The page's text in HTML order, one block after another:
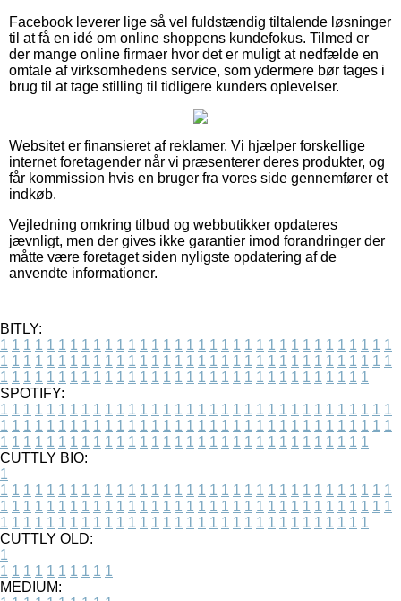
Facebook leverer lige så vel fuldstændig tiltalende løsninger
til at få en idé om online shoppens kundefokus. Tilmed er
der mange online firmaer hvor det er muligt at nedfælde en
omtale af virksomhedens service, som ydermere bør tages i
brug til at tage stilling til tidligere kunders oplevelser.
Websitet er finansieret af reklamer. Vi hjælper forskellige
internet foretagender når vi præsenterer deres produkter, og
får kommission hvis en bruger fra vores side gennemfører et
indkøb.
Vejledning omkring tilbud og webbutikker opdateres
jævnligt, men der gives ikke garantier imod forandringer der
måtte være foretaget siden nyligste opdatering af de
anvendte informationer.
BITLY:
1 1 1 1 1 1 1 1 1 1 1 1 1 1 1 1 1 1 1 1 1 1 1 1 1 1 1 1 1 1 1 1 1 1
1 1 1 1 1 1 1 1 1 1 1 1 1 1 1 1 1 1 1 1 1 1 1 1 1 1 1 1 1 1 1 1 1 1
1 1 1 1 1 1 1 1 1 1 1 1 1 1 1 1 1 1 1 1 1 1 1 1 1 1 1 1 1 1 1 1
SPOTIFY:
1 1 1 1 1 1 1 1 1 1 1 1 1 1 1 1 1 1 1 1 1 1 1 1 1 1 1 1 1 1 1 1 1 1
1 1 1 1 1 1 1 1 1 1 1 1 1 1 1 1 1 1 1 1 1 1 1 1 1 1 1 1 1 1 1 1 1 1
1 1 1 1 1 1 1 1 1 1 1 1 1 1 1 1 1 1 1 1 1 1 1 1 1 1 1 1 1 1 1 1
CUTTLY BIO:
1
1 1 1 1 1 1 1 1 1 1 1 1 1 1 1 1 1 1 1 1 1 1 1 1 1 1 1 1 1 1 1 1 1 1
1 1 1 1 1 1 1 1 1 1 1 1 1 1 1 1 1 1 1 1 1 1 1 1 1 1 1 1 1 1 1 1 1 1
1 1 1 1 1 1 1 1 1 1 1 1 1 1 1 1 1 1 1 1 1 1 1 1 1 1 1 1 1 1 1 1
CUTTLY OLD:
1
1 1 1 1 1 1 1 1 1 1
MEDIUM: